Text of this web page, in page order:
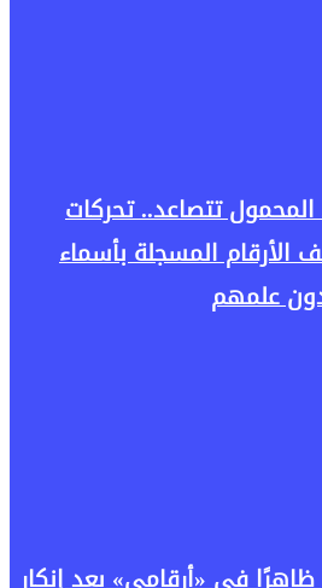
تتصاعد.. تحركات
المسجلة بأسماء
علمهم
في «أرقامي» بعد إنكار